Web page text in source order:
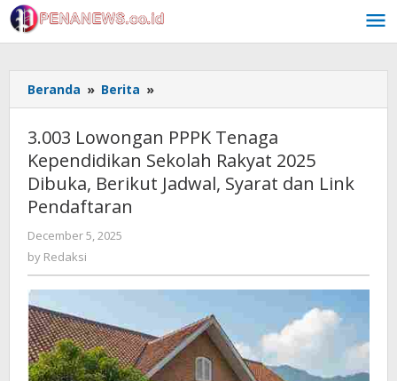
Skip
to
content
Beranda » Berita »
Lowongan
Tenaga
Kependidikan
Sekolah
Rakyat
Jadwal,
Syarat
Link
Pendaftaran
3.003 Lowongan PPPK Tenaga
Kependidikan Sekolah Rakyat 2025
Dibuka, Berikut Jadwal, Syarat dan Link
Pendaftaran
December 5, 2025
by Redaksi